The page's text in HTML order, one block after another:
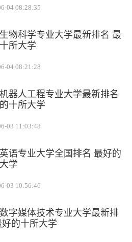
04 08:28:35
物科学专业大学最新排名 最
所大学
04 08:21:28
器人工程专业大学最新排名
十所大学
03 11:03:48
语专业大学全国排名 最好的
学
03 10:56:46
字媒体技术专业大学最新排
好的十所大学